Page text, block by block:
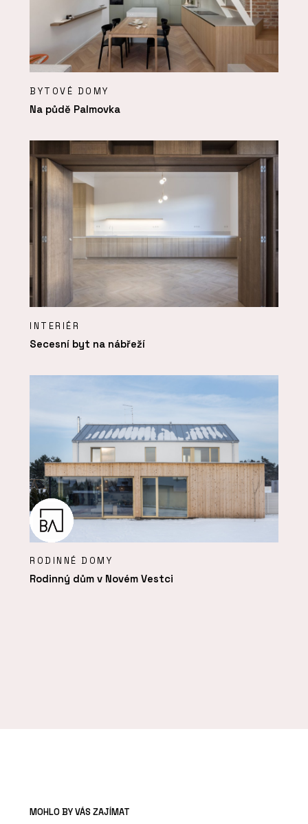
BYTOVÉ DOMY
Na půdě Palmovka
INTERIÉR
Secesní byt na nábřeží
RODINNÉ DOMY
Rodinný dům v Novém Vestci
MOHLO BY VÁS ZAJÍMAT